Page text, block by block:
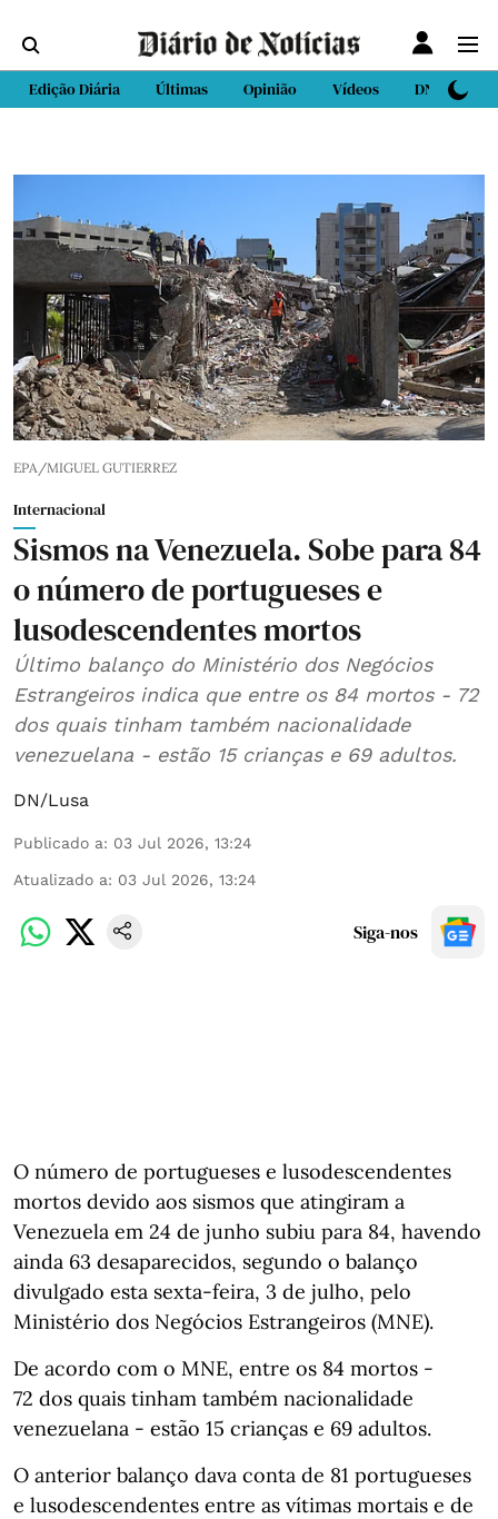
Edição Diária Últimas Opinião Vídeos DN Sport
EPA/MIGUEL GUTIERREZ
Internacional
Sismos na Venezuela. Sobe para 84
o número de portugueses e
lusodescendentes mortos
Último balanço do Ministério dos Negócios
Estrangeiros indica que entre os 84 mortos - 72
dos quais tinham também nacionalidade
venezuelana - estão 15 crianças e 69 adultos.
DN/Lusa
Publicado a: 03 Jul 2026, 13:24
Atualizado a: 03 Jul 2026, 13:24
Siga-nos
O número de portugueses e lusodescendentes
mortos devido aos sismos que atingiram a
Venezuela em 24 de junho subiu para 84, havendo
ainda 63 desaparecidos, segundo o balanço
divulgado esta sexta-feira, 3 de julho, pelo
Ministério dos Negócios Estrangeiros (MNE).
De acordo com o MNE, entre os 84 mortos -
72 dos quais tinham também nacionalidade
venezuelana - estão 15 crianças e 69 adultos.
O anterior balanço dava conta de 81 portugueses
e lusodescendentes entre as vítimas mortais e de